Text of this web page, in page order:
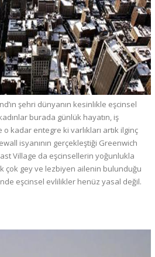
şehri dünyanın kesinlikle eşcinsel
burada günlük hayatın, iş
o kadar entegre ki varlıkları artık ilginç
isyanının gerçekleştiği Greenwich
Village da eşcinsellerin yoğunlukla
çok gey ve lezbiyen ailenin bulunduğu
eşcinsel evlilikler henüz yasal değil.